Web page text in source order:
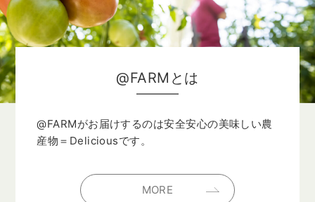
@FARMとは
@FARMがお届けするのは安全安心の美味しい農
産物＝Deliciousです。
MORE